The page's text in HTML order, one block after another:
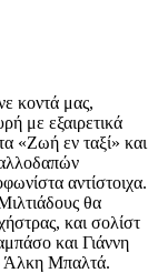
κοντά μας,
με εξαιρετικά
«Ζωή εν ταξί» και
αντίστοιχα.
θα
και σολίστ
και Γιάννη
Άλκη Μπαλτά.